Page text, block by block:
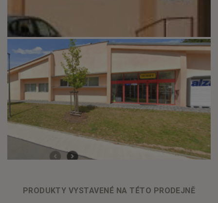
PRODUKTY VYSTAVENÉ NA TÉTO PRODEJNĚ